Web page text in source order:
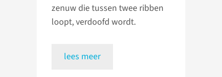
zenuw die tussen twee ribben
loopt, verdoofd wordt.
lees meer